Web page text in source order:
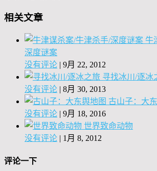
相关文章
牛
深度谜案
没有评论 | 9月 22, 2012
寻找冰川/逐冰
没有评论 | 8月 30, 2013
古山子：大
没有评论 | 9月 18, 2016
世界致命动物
没有评论 | 1月 8, 2012
评论一下